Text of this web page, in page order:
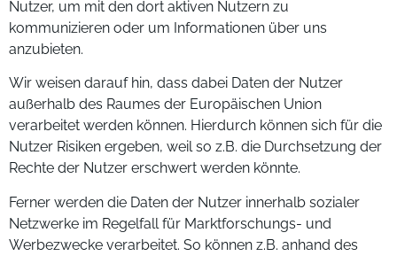
Nutzer, um mit den dort aktiven Nutzern zu
kommunizieren oder um Informationen über uns
anzubieten.
Wir weisen darauf hin, dass dabei Daten der Nutzer
außerhalb des Raumes der Europäischen Union
verarbeitet werden können. Hierdurch können sich für die
Nutzer Risiken ergeben, weil so z.B. die Durchsetzung der
Rechte der Nutzer erschwert werden könnte.
Ferner werden die Daten der Nutzer innerhalb sozialer
Netzwerke im Regelfall für Marktforschungs- und
Werbezwecke verarbeitet. So können z.B. anhand des